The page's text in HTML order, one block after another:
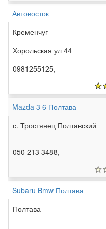
Автовосток
Кременчуг
Хорольская ул 44
0981255125,
Mazda 3 6 Полтава
с. Тростянец Полтавский
050 213 3488,
Subaru Bmw Полтава
Полтава